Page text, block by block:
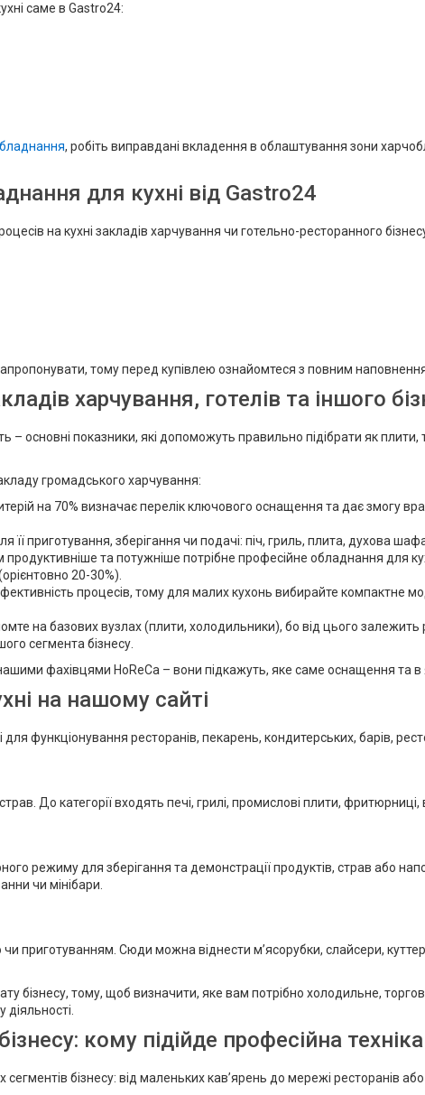
саме в Gastro24:
, робіть виправдані вкладення в облаштування зони
для кухні від Gastro24
на кухні закладів харчування чи готельно-ресторанного
тому перед купівлею ознайомтеся з повним
харчування, готелів та іншого
основні показники, які допоможуть правильно підібрати як
громадського харчування:
на 70% визначає перелік ключового оснащення та дає змогу
її приготування, зберігання чи подачі: піч, гриль, плита, духова
та потужніше потрібне професійне обладнання для
20-30%).
процесів, тому для малих кухонь вибирайте компактне
на базових вузлах (плити, холодильники), бо від цього залежить
сегмента бізнесу.
фахівцями HoReCa – вони підкажуть, яке саме оснащення та в
на нашому сайті
для функціонування ресторанів, пекарень, кондитерських, барів,
До категорії входять печі, грилі, промислові плити, фритюрниці,
режиму для зберігання та демонстрації продуктів, страв або
чи мінібари.
приготуванням. Сюди можна віднести м’ясорубки, слайсери,
бізнесу, тому, щоб визначити, яке вам потрібно холодильне,
кому підійде професійна
бізнесу: від маленьких кав’ярень до мережі ресторанів